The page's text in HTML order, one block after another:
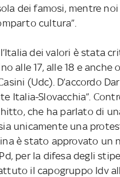
dei famosi, mentre
cultura”.
dei valori è stata
alle 17, alle 18 e
(Udc). D’accordo
Italia-Slovacchia”.
che ha parlato di
unicamente una
è stato approvato un
per la difesa degli
il capogruppo Idv